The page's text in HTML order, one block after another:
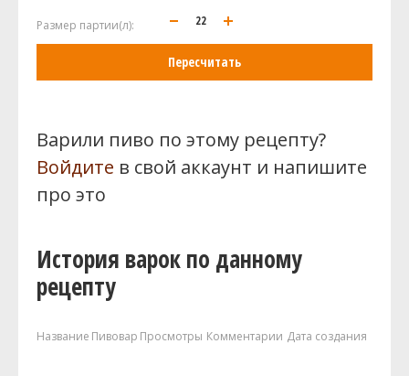
Размер партии(л):
Пересчитать
Варили пиво по этому рецепту?
Войдите в свой аккаунт и напишите
про это
История варок по данному
рецепту
Название Пивовар Просмотры Комментарии Дата создания